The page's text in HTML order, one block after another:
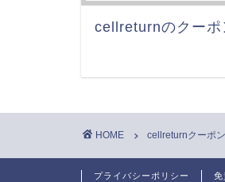
cellreturnのクーポ
HOME cellreturnクーポ
プライバシーポリシー 免